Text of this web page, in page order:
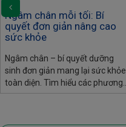
Ngâm chân mỗi tối: Bí
quyết đơn giản nâng cao
sức khỏe
Ngâm chân – bí quyết dưỡng
sinh đơn giản mang lại sức khỏe
toàn diện. Tìm hiểu các phương
pháp ngâm chân tại nhà và lựa